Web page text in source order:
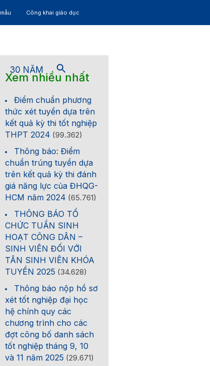
Công khai giáo dục
30 NĂM
Xem nhiều nhất
Điểm chuẩn phương
thức xét tuyển dựa trên
kết quả kỳ thi tốt nghiệp
THPT 2024 (99.362)
Thông báo: Điểm
chuẩn trúng tuyển dựa
trên kết quả kỳ thi đánh
giá năng lực của ĐHQG-
HCM năm 2024 (65.761)
THÔNG BÁO TỔ
CHỨC TUẦN SINH
HOẠT CÔNG DÂN –
SINH VIÊN ĐỐI VỚI
TÂN SINH VIÊN KHÓA
TUYỂN 2025 (34.628)
Thông báo nộp hồ sơ
xét tốt nghiệp đại học
hệ chính quy các
chương trình cho các
đợt công bố danh sách
tốt nghiệp tháng 9, 10
và 11 năm 2025 (29.671)